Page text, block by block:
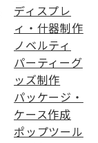
ディスプレ
ィ・什器制作
ノベルティ
パーティーグ
ッズ制作
パッケージ・
ケース作成
ポップツール